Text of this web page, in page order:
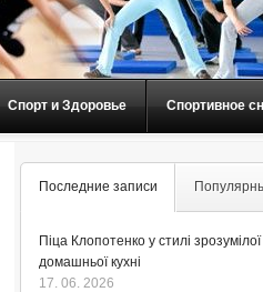
Спорт и Здоровье Спортивное
Последние записи
Піца Клопотенко у стилі зрозумілої
домашньої кухні
17. 06. 2026